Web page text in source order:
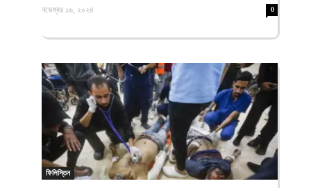
নভেম্বর ১৬, ২০২৪ 0
ফিলিস্তিন